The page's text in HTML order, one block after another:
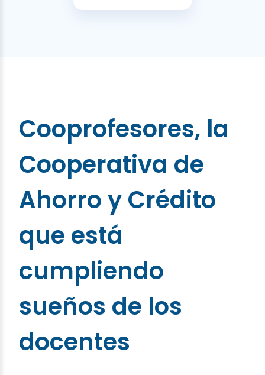
Cooprofesores, la
Cooperativa de
Ahorro y Crédito
que está
cumpliendo
sueños de los
docentes